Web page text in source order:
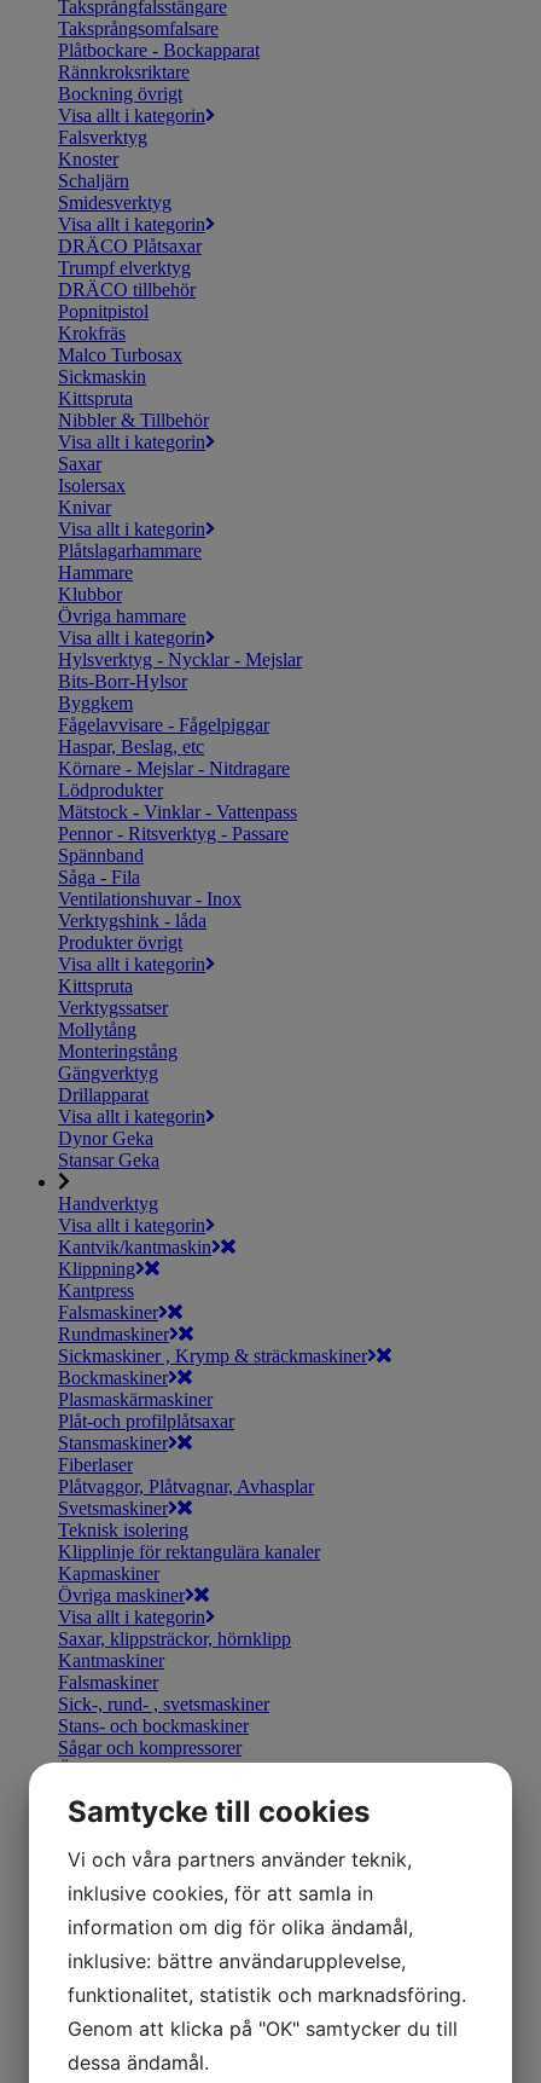
Taksprångfalsstängare
Taksprångsomfalsare
Plåtbockare - Bockapparat
Rännkroksriktare
Bockning övrigt
Visa allt i kategorin
Falsverktyg
Knoster
Schaljärn
Smidesverktyg
Visa allt i kategorin
DRÄCO Plåtsaxar
Trumpf elverktyg
DRÄCO tillbehör
Popnitpistol
Krokfräs
Malco Turbosax
Sickmaskin
Kittspruta
Nibbler & Tillbehör
Visa allt i kategorin
Saxar
Isolersax
Knivar
Visa allt i kategorin
Plåtslagarhammare
Hammare
Klubbor
Övriga hammare
Visa allt i kategorin
Hylsverktyg - Nycklar - Mejslar
Bits-Borr-Hylsor
Byggkem
Fågelavvisare - Fågelpiggar
Haspar, Beslag, etc
Körnare - Mejslar - Nitdragare
Lödprodukter
Mätstock - Vinklar - Vattenpass
Pennor - Ritsverktyg - Passare
Spännband
Såga - Fila
Ventilationshuvar - Inox
Verktygshink - låda
Produkter övrigt
Visa allt i kategorin
Kittspruta
Verktygssatser
Mollytång
Monteringstång
Gängverktyg
Drillapparat
Visa allt i kategorin
Dynor Geka
Stansar Geka
Handverktyg
Visa allt i kategorin
Kantvik/kantmaskin
Klippning
Kantpress
Falsmaskiner
Rundmaskiner
Sickmaskiner , Krymp & sträckmaskiner
Bockmaskiner
Plasmaskärmaskiner
Plåt-och profilplåtsaxar
Stansmaskiner
Fiberlaser
Plåtvaggor, Plåtvagnar, Avhasplar
Svetsmaskiner
Teknisk isolering
Klipplinje för rektangulära kanaler
Kapmaskiner
Övriga maskiner
Visa allt i kategorin
Saxar, klippsträckor, hörnklipp
Kantmaskiner
Falsmaskiner
Sick-, rund- , svetsmaskiner
Stans- och bockmaskiner
Sågar och kompressorer
Övrigt
Plåtsaxar
Bocka & Forma
Fals & Smidesverktyg
Elhandverktyg
Saxar & Knivar
Övriga produkter
Övriga verktyg
Visa allt i kategorin
Geka stansverktyg
Visa allt i kategorin
Manuella kantmaskiner
Samtycke till cookies
Vi och våra partners använder teknik,
inklusive cookies, för att samla in
information om dig för olika ändamål,
inklusive: bättre användarupplevelse,
funktionalitet, statistik och marknadsföring.
Genom att klicka på "OK" samtycker du till
dessa ändamål.